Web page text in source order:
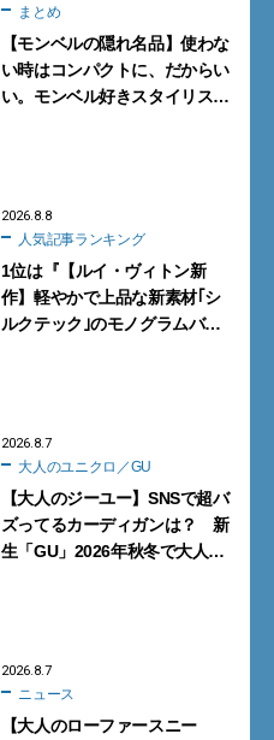
まとめ
【モンベルの隠れ名品】使わな
い時はコンパクトに、だからい
い。モンベル好きスタイリスト
2026.8.8
人気記事ランキング
1位は『【ルイ・ヴィトン新
作】軽やかで上品な新素材｢シ
ルクテック｣のモノグラムバッ
2026.8.7
大人のユニクロ／GU
【大人のジーユー】SNSで超バ
ズってるカーディガンは？ 新
生「GU」2026年秋冬で大人メ
2026.8.7
ニュース
【大人のローファースニー